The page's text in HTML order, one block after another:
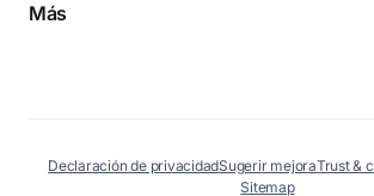
Más
Declaración de privacidadSugerir mejoraTrust &
Sitemap